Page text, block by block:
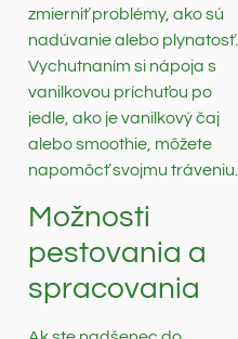
zmierniť problémy, ako sú
nadúvanie alebo plynatosť.
Vychutnaním si nápoja s
vanilkovou príchuťou po
jedle, ako je vanilkový čaj
alebo smoothie, môžete
napomôcť svojmu tráveniu.
Možnosti
pestovania a
spracovania